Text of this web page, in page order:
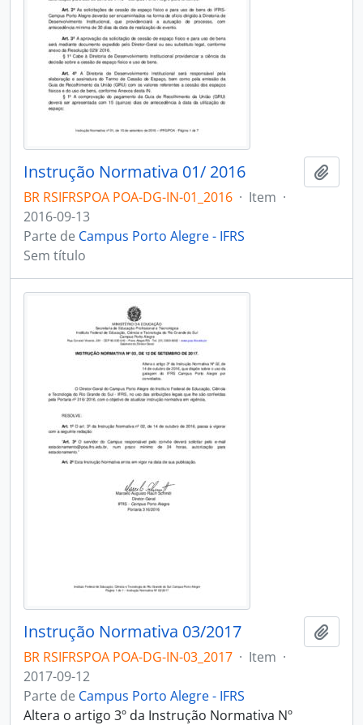
Instrução Normativa 01/ 2016
BR RSIFRSPOA POA-DG-IN-01_2016 · Item ·
2016-09-13
Parte de Campus Porto Alegre - IFRS
Sem título
Instrução Normativa 03/2017
BR RSIFRSPOA POA-DG-IN-03_2017 · Item ·
2017-09-12
Parte de Campus Porto Alegre - IFRS
Altera o artigo 3º da Instrução Normativa Nº